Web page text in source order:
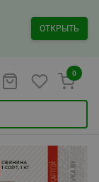
ОТКРЫТЬ
0